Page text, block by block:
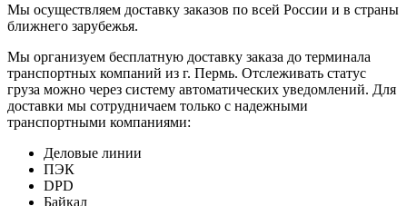
Мы осуществляем доставку заказов по всей России и в страны
ближнего зарубежья.
Мы организуем бесплатную доставку заказа до терминала
транспортных компаний из г. Пермь. Отслеживать статус
груза можно через систему автоматических уведомлений. Для
доставки мы сотрудничаем только с надежными
транспортными компаниями:
Деловые линии
ПЭК
DPD
Байкал